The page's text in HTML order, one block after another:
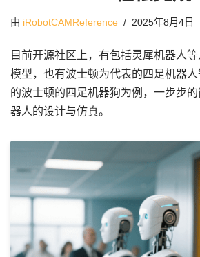
由 iRobotCAMReference 2025年8月4日
目前开源社区上，有包括灵犀机器人
模型，也有波士顿为代表的四足机器
的波士顿的四足机器狗为例，一步步
器人的设计与仿真。